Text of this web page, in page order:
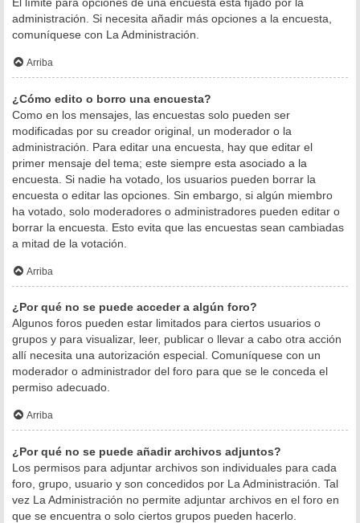
administración. Si necesita añadir más opciones a la encuesta,
comuníquese con La Administración.
Arriba
¿Cómo edito o borro una encuesta?
Como en los mensajes, las encuestas solo pueden ser
modificadas por su creador original, un moderador o la
administración. Para editar una encuesta, hay que editar el
primer mensaje del tema; este siempre esta asociado a la
encuesta. Si nadie ha votado, los usuarios pueden borrar la
encuesta o editar las opciones. Sin embargo, si algún miembro
ha votado, solo moderadores o administradores pueden editar o
borrar la encuesta. Esto evita que las encuestas sean cambiadas
a mitad de la votación.
Arriba
¿Por qué no se puede acceder a algún foro?
Algunos foros pueden estar limitados para ciertos usuarios o
grupos y para visualizar, leer, publicar o llevar a cabo otra acción
allí necesita una autorización especial. Comuníquese con un
moderador o administrador del foro para que se le conceda el
permiso adecuado.
Arriba
¿Por qué no se puede añadir archivos adjuntos?
Los permisos para adjuntar archivos son individuales para cada
foro, grupo, usuario y son concedidos por La Administración. Tal
vez La Administración no permite adjuntar archivos en el foro en
que se encuentra o solo ciertos grupos pueden hacerlo.